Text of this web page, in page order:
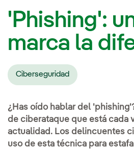
'Phishing':
marca la
Ciberseguridad
¿Has oído hablar del
de ciberataque que está cada
actualidad. Los delincuentes
uso de esta técnica para